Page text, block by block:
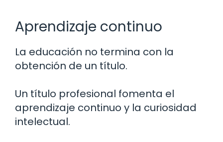
Aprendizaje continuo
La educación no termina con la
obtención de un título.
Un título profesional fomenta el
aprendizaje continuo y la curiosidad
intelectual.